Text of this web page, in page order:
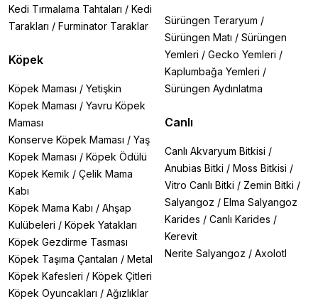
Kedi Tırmalama Tahtaları / Kedi
Tarakları / Furminator Taraklar
Köpek
Köpek Maması / Yetişkin
Köpek Maması / Yavru Köpek
Maması
Konserve Köpek Maması / Yaş
Köpek Maması / Köpek Ödülü
Köpek Kemik / Çelik Mama
Kabı
Köpek Mama Kabı / Ahşap
Kulübeleri / Köpek Yatakları
Köpek Gezdirme Tasması
Köpek Taşıma Çantaları / Metal
Köpek Kafesleri / Köpek Çitleri
Köpek Oyuncakları / Ağızlıklar
Sürüngen Teraryum /
Sürüngen Matı / Sürüngen
Yemleri / Gecko Yemleri /
Kaplumbağa Yemleri /
Sürüngen Aydınlatma
Canlı
Canlı Akvaryum Bitkisi /
Anubias Bitki / Moss Bitkisi /
Vitro Canlı Bitki / Zemin Bitki /
Salyangoz / Elma Salyangoz
Karides / Canlı Karides /
Kerevit
Nerite Salyangoz / Axolotl